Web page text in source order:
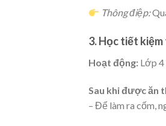
Thông điệp:
3. Học tiết
Hoạt động: Lớp 4
Sau khi được ăn
– Để làm ra cốm,